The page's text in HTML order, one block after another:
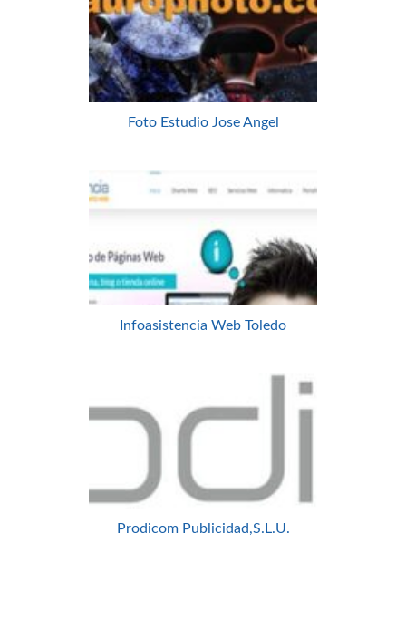
Foto Estudio Jose Angel
Infoasistencia Web Toledo
Prodicom Publicidad,S.L.U.